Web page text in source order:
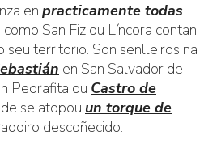
en practicamente todas
como San Fiz ou Líncora contan
seu territorio. Son senlleiros na
en San Salvador de
Pedrafita ou Castro de
se atopou un torque de
descoñecido.